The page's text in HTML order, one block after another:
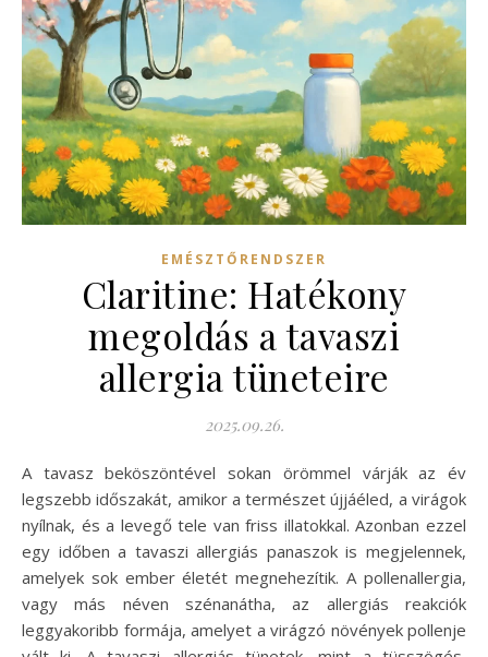
EMÉSZTŐRENDSZER
Claritine: Hatékony
megoldás a tavaszi
allergia tüneteire
2025.09.26.
A tavasz beköszöntével sokan örömmel várják az év
legszebb időszakát, amikor a természet újjáéled, a virágok
nyílnak, és a levegő tele van friss illatokkal. Azonban ezzel
egy időben a tavaszi allergiás panaszok is megjelennek,
amelyek sok ember életét megnehezítik. A pollenallergia,
vagy más néven szénanátha, az allergiás reakciók
leggyakoribb formája, amelyet a virágzó növények pollenje